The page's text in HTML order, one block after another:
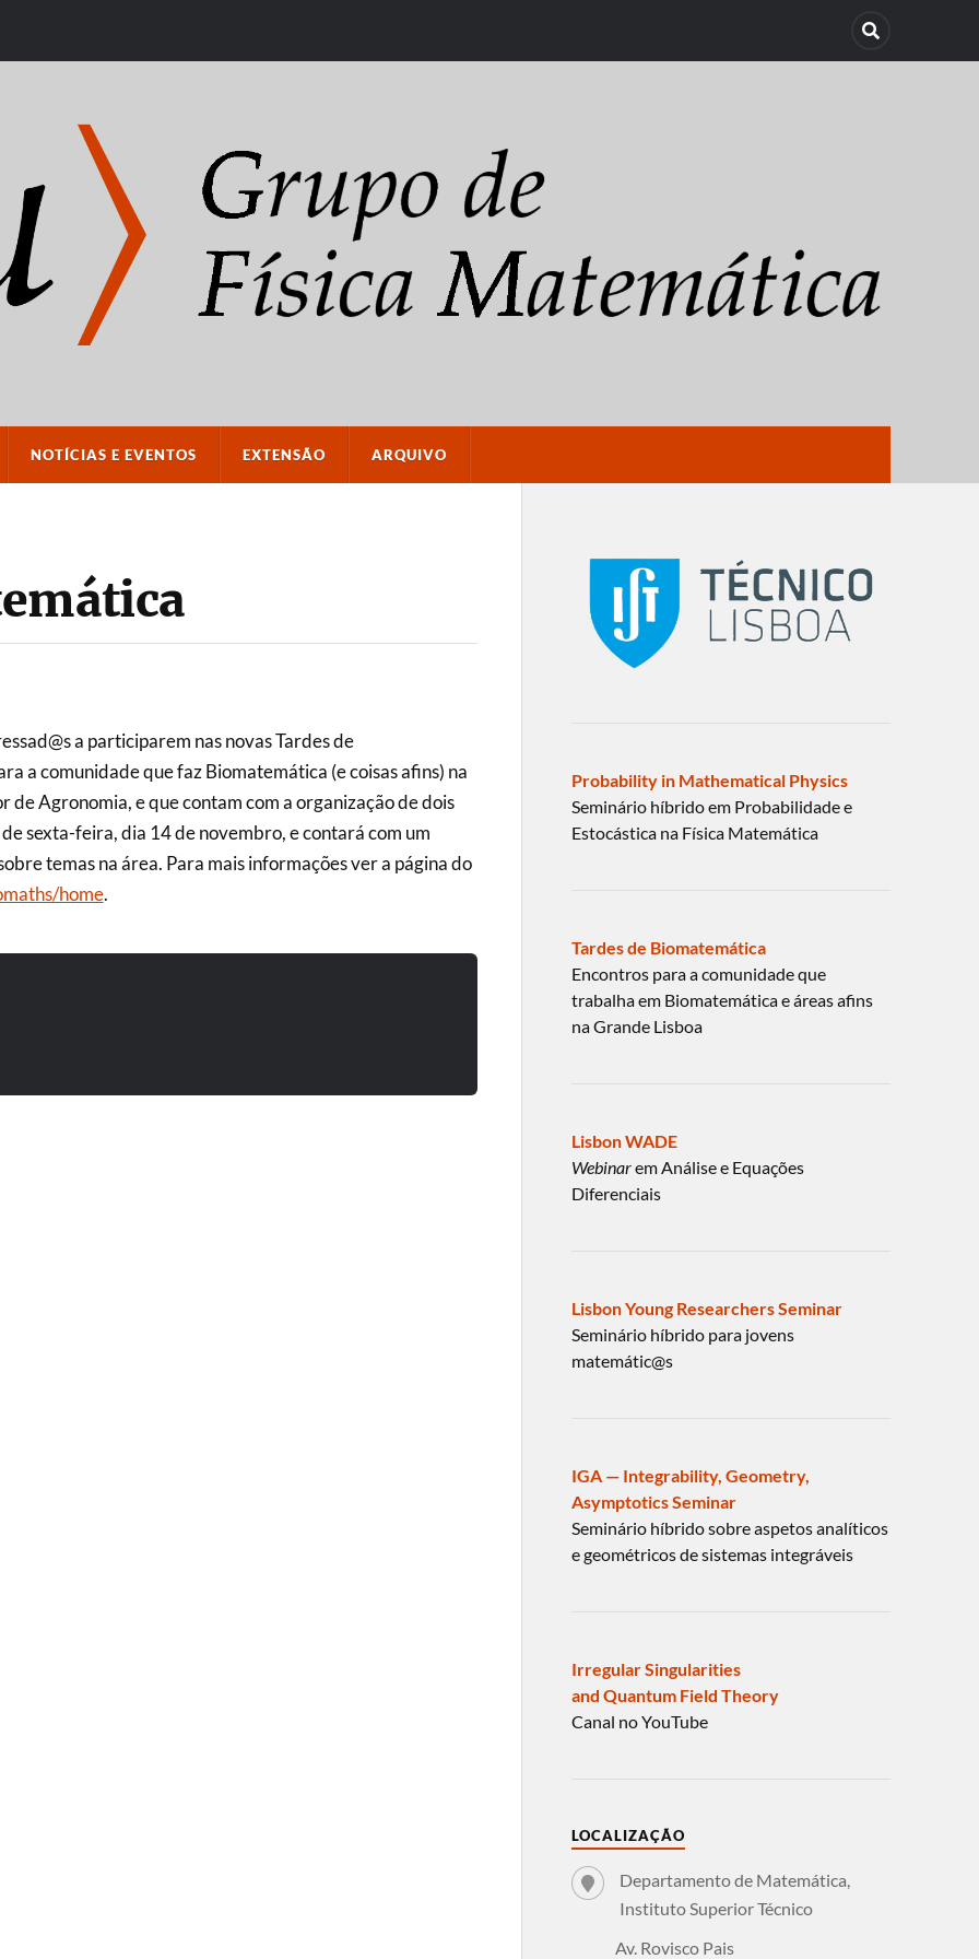
NOTÍCIAS E EVENTOS EXTENSÃO ARQUIVO
a participarem nas novas Tardes de
a comunidade que faz Biomatemática (e coisas afins) na
Agronomia, e que contam com a organização de dois
sexta-feira, dia 14 de novembro, e contará com um
temas na área. Para mais informações ver a página do
home.
Probability in Mathematical Physics
Seminário híbrido em Probabilidade e
Estocástica na Física Matemática
Tardes de Biomatemática
Encontros para a comunidade que
trabalha em Biomatemática e áreas afins
na Grande Lisboa
Lisbon WADE
Webinarem Análise e Equações
Diferenciais
Lisbon Young Researchers Seminar
Seminário híbrido para jovens
matemátic@s
IGA — Integrability, Geometry,
Asymptotics Seminar
Seminário híbrido sobre aspetos analíticos
e geométricos de sistemas integráveis
Irregular Singularities
and Quantum Field Theory
Canal no YouTube
LOCALIZAÇÃO
Departamento de Matemática,
Instituto Superior Técnico
Av. Rovisco Pais